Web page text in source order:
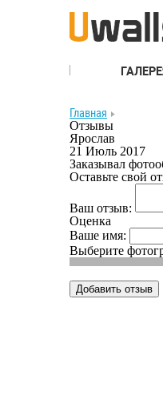
Главная
Отзывы
Ярослав
21 Июль 2017
Заказывал
Оставьте свой
Ваш отзыв:
Оценка
Ваше имя:
Выберите